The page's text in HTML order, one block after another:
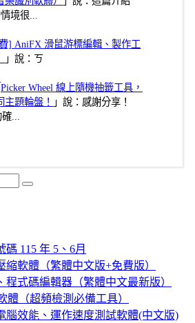
境很...
] AniFX 滑鼠游標編輯、製作工
」說：ㄎ
Picker Wheel 線上隨機抽籤工具，
主題輪盤！
」說：感謝分享！
...
Search
115 年 5、6月
縮軟體（繁體中文版+免費版）
程式碼編輯器（繁體中文最新版）
體（超頻檢測必備工具）
腦效能、運作速度測試軟體(中文版)